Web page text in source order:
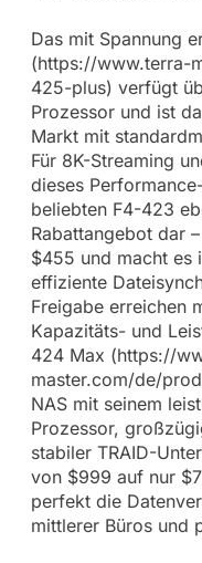
Das mit Spannung
(https://www.terra-
425-plus) verfügt
Prozessor und ist
Markt mit
Für 8K-Streaming
dieses
beliebten F4-423
Rabattangebot dar
$455 und macht es
effiziente
Freigabe erreichen
Kapazitäts- und
424 Max (https://
master.com/de/
NAS mit seinem
Prozessor,
stabiler TRAID-
von $999 auf nur
perfekt die
mittlerer Büros und